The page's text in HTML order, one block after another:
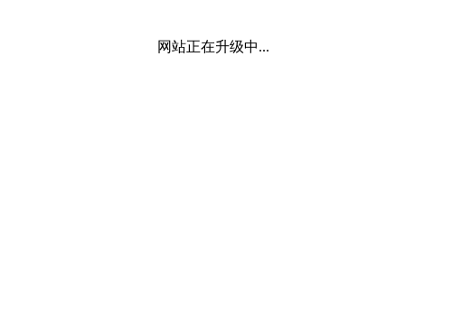
网站正在升级中...